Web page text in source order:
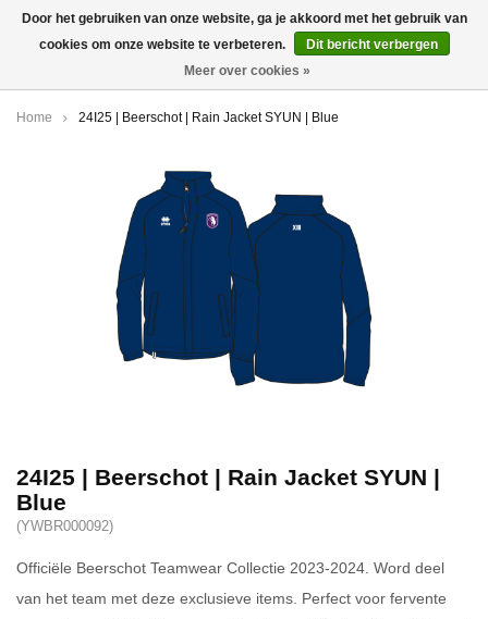
0
Home 24I25 | Beerschot | Rain Jacket SYUN | Blue
24I25 | Beerschot | Rain Jacket SYUN |
Blue
(YWBR000092)
Officiële Beerschot Teamwear Collectie 2023-2024. Word deel
van het team met deze exclusieve items. Perfect voor fervente
Door het gebruiken van onze website, ga je akkoord met het gebruik van
cookies om onze website te verbeteren.
Dit bericht verbergen
Meer over cookies »